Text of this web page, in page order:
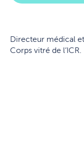
Directeur médical
Corps vitré de l’ICR.